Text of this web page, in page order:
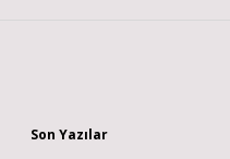
Son Yazılar